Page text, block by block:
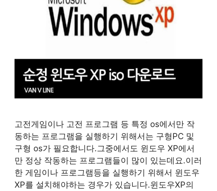
고전게임이나 고전 프로그램 등 특정 os에서만 작
동하는 프로그램을 실행하기 위해서는 구형PC 및
구형 os가 필요합니다.그중에서도 윈도우 XP에서
만 정상 작동하는 프로그램들이 많이 있는데요.이러
한 게임이나 프로그램등을 실행하기 위해서 윈도우
XP를 설치해야하는 경우가 있습니다.윈도우XP의